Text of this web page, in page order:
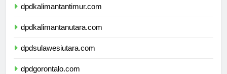
dpdkalimantantimur.com
dpdkalimantanutara.com
dpdsulawesiutara.com
dpdgorontalo.com